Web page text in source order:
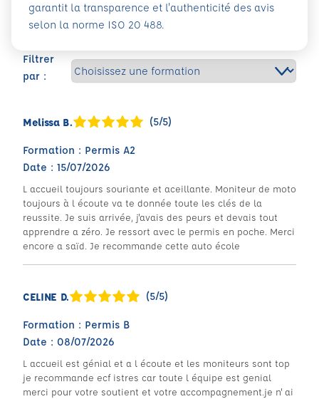
Filtrer
par :
Melissa B. (5/5)
Formation : Permis A2
Date : 15/07/2026
L accueil toujours souriante et aceillante. Moniteur de moto
toujours à l écoute va te donnée toute les clés de la
reussite. Je suis arrivée, j'avais des peurs et devais tout
apprendre a zéro. Je ressort avec le permis en poche. Merci
encore a saïd. Je recommande cette auto école
CELINE D. (5/5)
Formation : Permis B
Date : 08/07/2026
L accueil est génial et a l écoute et les moniteurs sont top
je recommande ecf istres car toute l équipe est genial
merci pour votre soutient et votre accompagnement.je n' ai
garantit la transparence et l'authenticité des avis
selon la norme ISO 20 488.